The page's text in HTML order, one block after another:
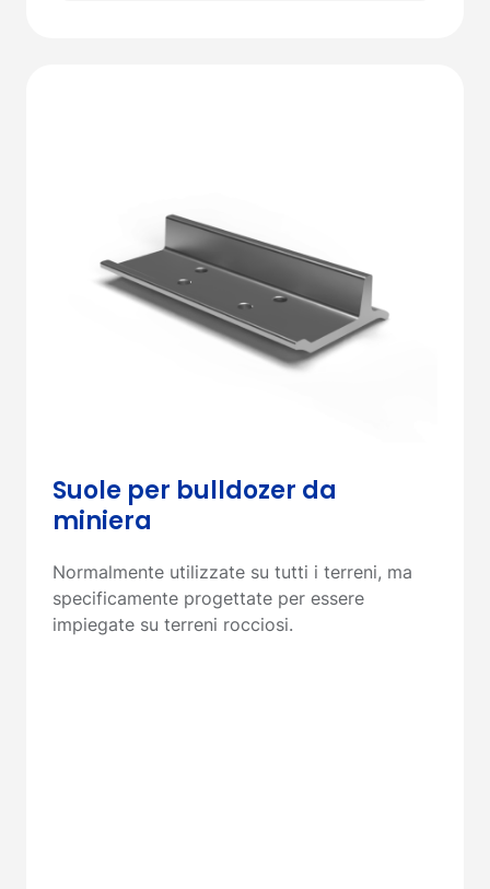
Suole per bulldozer da
miniera
Normalmente utilizzate su tutti i terreni, ma
specificamente progettate per essere
impiegate su terreni rocciosi.